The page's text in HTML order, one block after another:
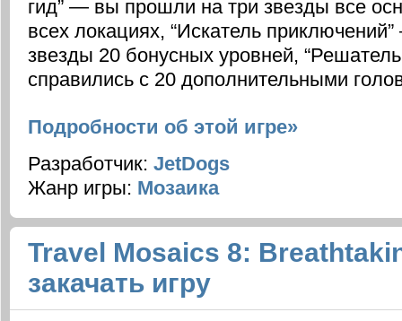
гид” — вы прошли на три звезды все
всех локациях, “Искатель
звезды 20 бонусных уровней,
справились с 20 дополнительными
Подробности об этой игре»
Разработчик: JetDogs
Жанр игры: Мозаика
Travel Mosaics 8:
закачать игру